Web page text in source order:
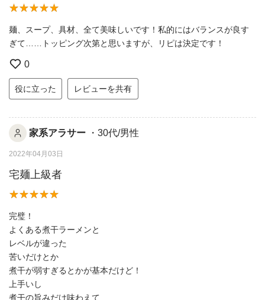
麺、スープ、具材、全て美味しいです！私的にはバランスが良す
ぎて……トッピング次第と思いますが、リピは決定です！
0
役に立った レビューを共有
家系アラサー ・30代/男性
2022年04月03日
宅麺上級者
完璧！
よくある煮干ラーメンと
レベルが違った
苦いだけとか
煮干が弱すぎるとかが基本だけど！
上手いし
煮干の旨みだけ味わえて